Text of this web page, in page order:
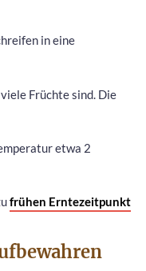
in eine
Früchte sind. Die
etwa 2
frühen Erntezeitpunkt